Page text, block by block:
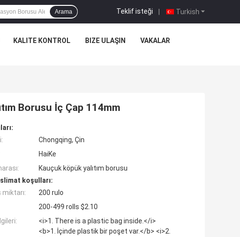
Turkish
Teklif isteği |
Arama
KALITE KONTROL BIZE ULAŞIN VAKALAR
Borusu İç Çap 114mm
Chongqing, Çin
HaiKe
Kauçuk köpük yalıtım borusu
koşulları:
miktarı:
200 rulo
200-499 rolls $2.10
<i>1. There is a plastic bag inside.</i>
<b>1. İçinde plastik bir poşet var.</b> <i>2.